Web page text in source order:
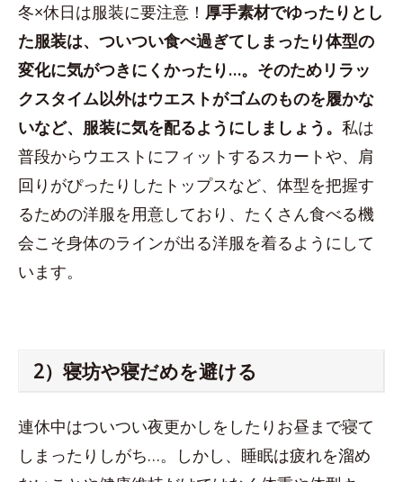
冬×休日は服装に要注意！ 厚手素材でゆったりとし
た服装は、ついつい食べ過ぎてしまったり体型の
変化に気がつきにくかったり…。そのためリラッ
クスタイム以外はウエストがゴムのものを履かな
いなど、服装に気を配るようにしましょう。 私は
普段からウエストにフィットするスカートや、肩
回りがぴったりしたトップスなど、体型を把握す
るための洋服を用意しており、たくさん食べる機
会こそ身体のラインが出る洋服を着るようにして
います。
2）寝坊や寝だめを避ける
連休中はついつい夜更かしをしたりお昼まで寝て
しまったりしがち…。しかし、睡眠は疲れを溜め